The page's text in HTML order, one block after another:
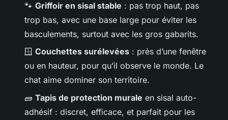
🐾 Griffoir en sisal stable : pas trop haut, pas
trop bas, avec une base large pour éviter les
basculements, surtout avec les gros gabarits.
🪟 Couchettes surélevées : près d’une fenêtre
ou en hauteur, pour qu’il observe le monde. Le
chat aime dominer son territoire.
🧱 Tapis de protection murale en sisal auto-
adhésif : discret, efficace, et parfait pour les